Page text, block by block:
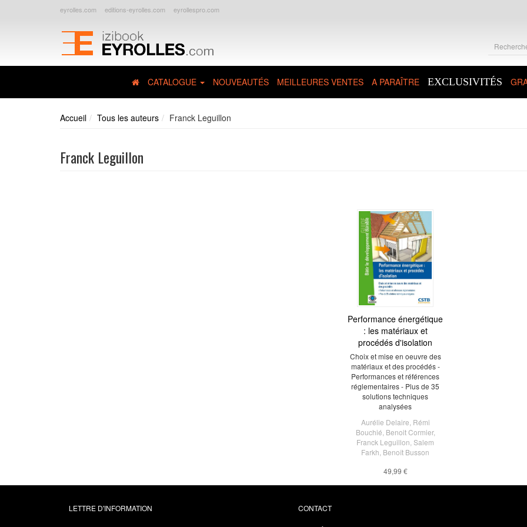
eyrolles.com editions-eyrolles.com eyrollespro.com
CATALOGUE NOUVEAUTÉS MEILLEURES VENTES A PARAÎTRE EXCLUSIVITÉS
Accueil Tous les auteurs Franck Leguillon
Franck Leguillon
Performance énergétique
: les matériaux et
procédés d'isolation
Choix et mise en oeuvre des
matériaux et des procédés -
Performances et références
réglementaires - Plus de 35
solutions techniques
analysées
Aurélie Delaire Rémi
Bouchié Benoit Cormier,
Franck Leguillon Salem
Farkh Benoît Busson
49,99 €
LETTRE D'INFORMATION CONTACT